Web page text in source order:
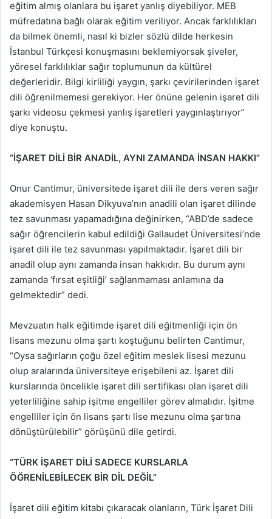
eğitim almış olanlara bu işaret yanlış diyebiliyor. MEB
müfredatına bağlı olarak eğitim veriliyor. Ancak farklılıkları
da bilmek önemli, nasıl ki bizler sözlü dilde herkesin
İstanbul Türkçesi konuşmasını beklemiyorsak şiveler,
yöresel farklılıklar sağır toplumunun da kültürel
değerleridir. Bilgi kirliliği yaygın, şarkı çevirilerinden işaret
dili öğrenilmemesi gerekiyor. Her önüne gelenin işaret dili
şarkı videosu çekmesi yanlış işaretleri yaygınlaştırıyor”
diye konuştu.
“İŞARET DİLİ BİR ANADİL, AYNI ZAMANDA İNSAN HAKKI”
Onur Cantimur, üniversitede işaret dili ile ders veren sağır
akademisyen Hasan Dikyuva’nın anadili olan işaret dilinde
tez savunması yapamadığına değinirken, “ABD’de sadece
sağır öğrencilerin kabul edildiği Gallaudet Üniversitesi’nde
işaret dili ile tez savunması yapılmaktadır. İşaret dili bir
anadil olup aynı zamanda insan hakkıdır. Bu durum aynı
zamanda ‘fırsat eşitliği’ sağlanmaması anlamına da
gelmektedir” dedi.
Mevzuatın halk eğitimde işaret dili eğitmenliği için ön
lisans mezunu olma şartı koştuğunu belirten Cantimur,
“Oysa sağırların çoğu özel eğitim meslek lisesi mezunu
olup aralarında üniversiteye erişebileni az. İşaret dili
kurslarında öncelikle işaret dili sertifikası olan işaret dili
yeterliliğine sahip işitme engelliler görev almalıdır. İşitme
engelliler için ön lisans şartı lise mezunu olma şartına
dönüştürülebilir” görüşünü dile getirdi.
“TÜRK İŞARET DİLİ SADECE KURSLARLA
ÖĞRENİLEBİLECEK BİR DİL DEĞİL”
İşaret dili eğitim kitabı çıkaracak olanların, Türk İşaret Dili